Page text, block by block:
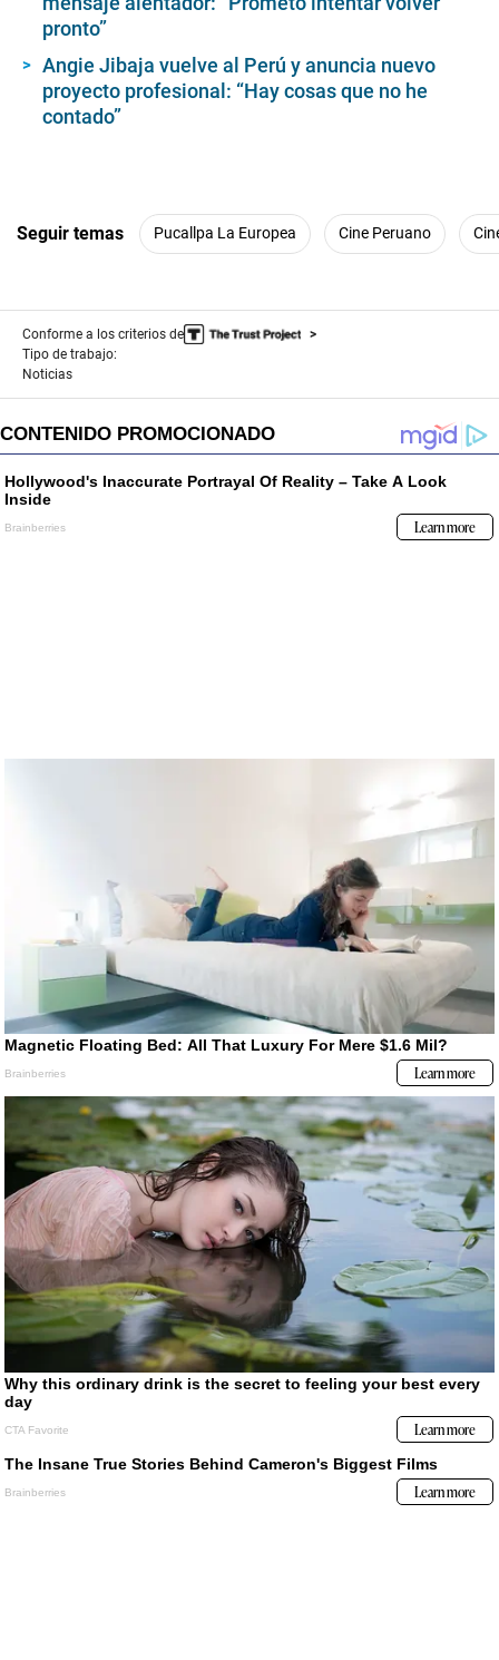
pronto”
Angie Jibaja vuelve al Perú y anuncia nuevo
proyecto profesional: “Hay cosas que no he
contado”
Seguir temas Pucallpa La Europea Cine Peruano
Conforme a los criterios de
Tipo de trabajo:
Noticias